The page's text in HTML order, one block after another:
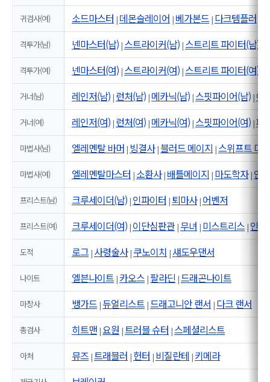
귀검사(여) 소드마스터 | 데몬슬레이어 | 베가본드 | 다크템플러
격투가(남) 넨마스터(남) |스트라이커(남) |스트리트 파이터(남)
격투가(여) 넨마스터(여) |스트라이커(여) |스트리트 파이터(여)
거너(남) 레인저(남) | 런처(남) | 메카닉(남) |스핏파이어(남) | 어
거너(여) 레인저(여) | 런처(여) | 메카닉(여) |스핏파이어(여) |패
마법사(남) 엘레멘탈 바머 | 빙결사| 블러드 메이지 |스위프트 마
마법사(여) 엘레멘탈마스터 | 소환사| 배틀메이지 | 마도학자| 인
프리스트(남) 크루세이더(남) | 인파이터 | 퇴마사| 어벤저
프리스트(여) 크루세이더(여) | 이단심판관 | 무녀 | 미스트리스 | 인파
도적 로그 | 사령술사| 쿠노이치 |섀도우댄서
나이트 엘븐나이트 | 카오스 | 팔라딘 |드래곤나이트
마창사 뱅가드 |듀얼리스트 |드래고니안 랜서 | 다크 랜서
총검사 히트맨 |요원 |트러블 슈터 |스페셜리스트
아처 뮤즈 |트래블러 | 헌터 | 비질란테 | 키메라